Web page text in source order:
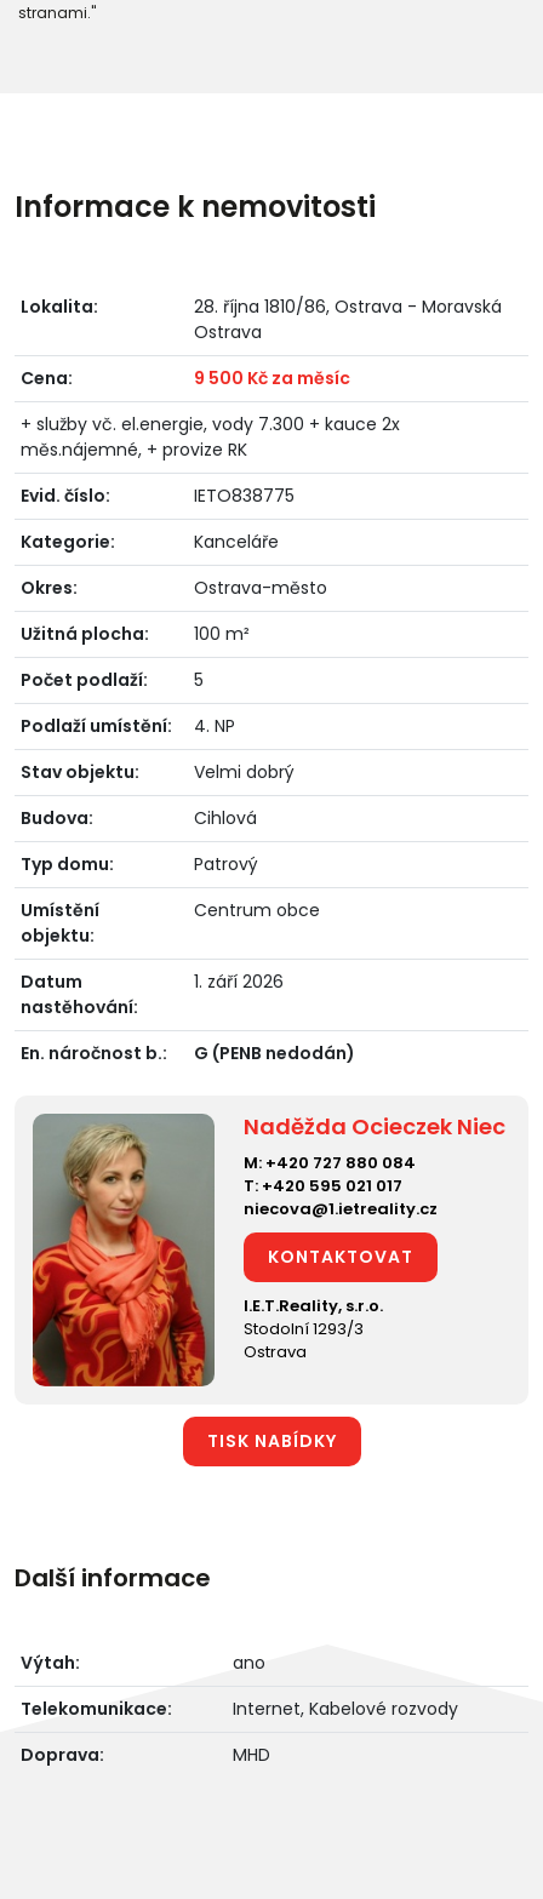
stranami."
Informace k nemovitosti
Lokalita:
28. října 1810/86, Ostrava - Moravská
Ostrava
Cena:
9 500 Kč za měsíc
+ služby vč. el.energie, vody 7.300 + kauce 2x
měs.nájemné, + provize RK
Evid. číslo:
IETO838775
Kategorie:
Kanceláře
Okres:
Ostrava-město
Užitná plocha:
100 m²
Počet podlaží:
5
Podlaží umístění:
4. NP
Stav objektu:
Velmi dobrý
Budova:
Cihlová
Typ domu:
Patrový
Umístění
objektu:
Centrum obce
Datum
nastěhování:
1. září 2026
En. náročnost b.: G (PENB nedodán)
Naděžda Ocieczek Niec
M: +420 727 880 084
T: +420 595 021 017
niecova@1.ietreality.cz
KONTAKTOVAT
I.E.T.Reality, s.r.o.
Stodolní 1293/3
Ostrava
TISK NABÍDKY
Další informace
Výtah:
ano
Telekomunikace:
Internet, Kabelové rozvody
Doprava:
MHD